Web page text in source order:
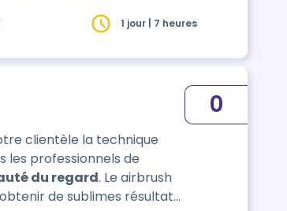
transversales, pour
1 jour | 7 heures
clientèle la technique
les professionnels de
du regard. Le airbrush
de sublimes résultats
0